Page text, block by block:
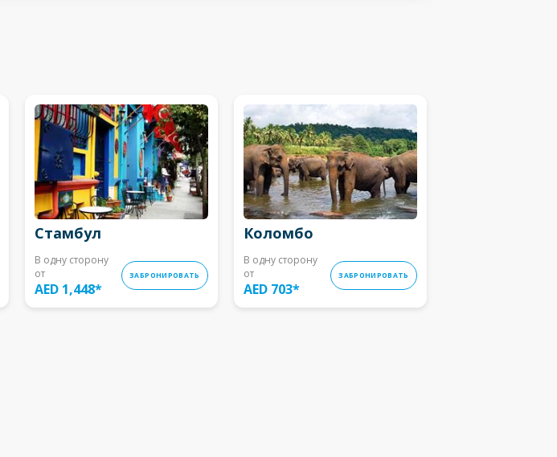
Стамбул
В одну сторону
от
AED 1,448*
ЗАБРОНИРОВАТЬ
Коломбо
В одну сторону
от
AED 703*
ЗАБРОНИРОВАТЬ